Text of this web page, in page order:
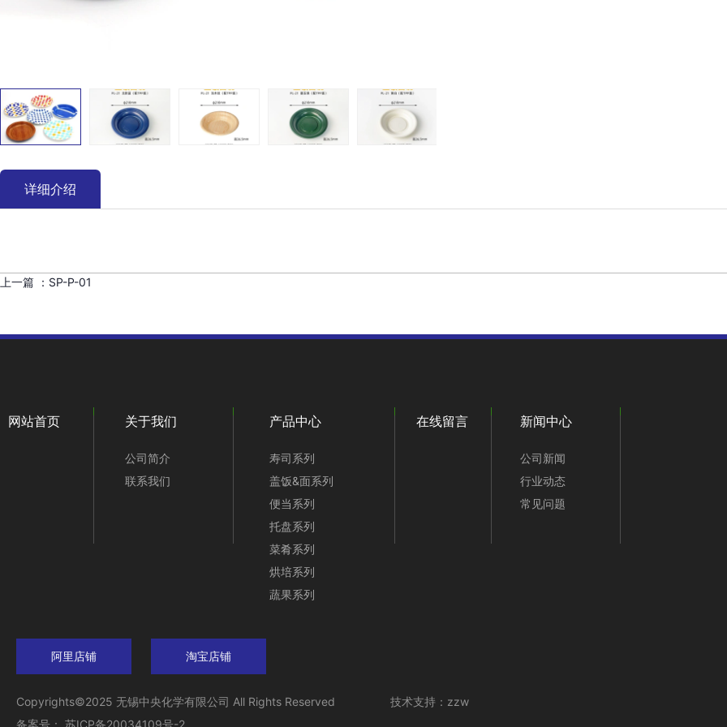
详细介绍
上一篇 ： SP-P-01
网站首页 关于我们
公司简介
联系我们
产品中心
寿司系列
盖饭&面系列
便当系列
托盘系列
菜肴系列
烘培系列
蔬果系列
在线留言 新闻中心
公司新闻
行业动态
常见问题
阿里店铺 淘宝店铺
Copyrights©2025 无锡中央化学有限公司 All Rights Reserved 技术支持： zzw